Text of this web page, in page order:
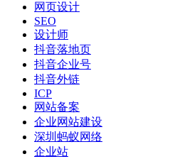
网页设计
SEO
设计师
抖音落地页
抖音企业号
抖音外链
ICP
网站备案
企业网站建设
深圳蚂蚁网络
企业站